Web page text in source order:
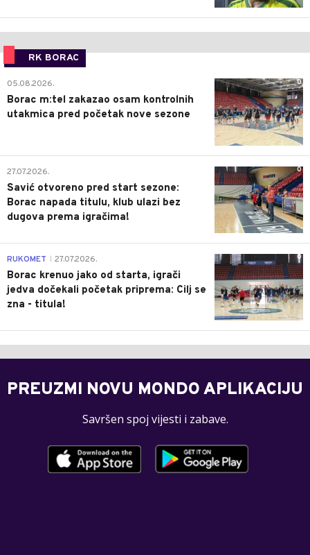
RK BORAC
0
05.08.2026.
Borac m:tel zakazao osam kontrolnih
utakmica pred početak nove sezone
0
27.07.2026.
Savić otvoreno pred start sezone:
Borac napada titulu, klub ulazi bez
dugova prema igračima!
0
RUKOMET 27.07.2026.
Borac krenuo jako od starta, igrači
jedva dočekali početak priprema: Cilj se
zna - titula!
PREUZMI NOVU MONDO APLIKACIJU
Savršen spoj vijesti i zabave.